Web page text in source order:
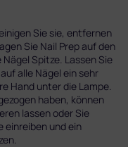
Sie sie, entfernen
Sie Nail Prep auf den
Spitze. Lassen Sie
alle Nägel ein sehr
Hand unter die Lampe.
haben, können
lassen oder Sie
einreiben und ein